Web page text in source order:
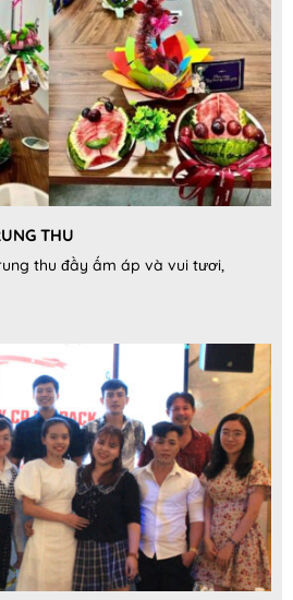
THU
thu đầy ấm áp và vui tươi,